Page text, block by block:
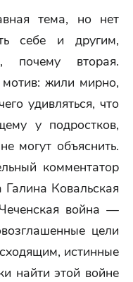
тема, но нет
себе и другим,
почему вторая.
жили мирно,
удивляться, что
у подростков,
могут объяснить.
комментатор
Галина Ковальская
война —
цели
истинные
найти этой войне